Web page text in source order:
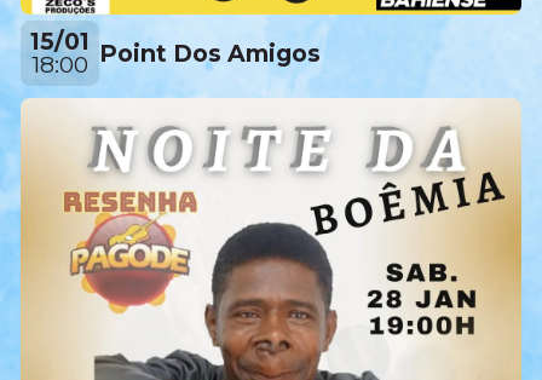
15/01
18:00 Point Dos Amigos